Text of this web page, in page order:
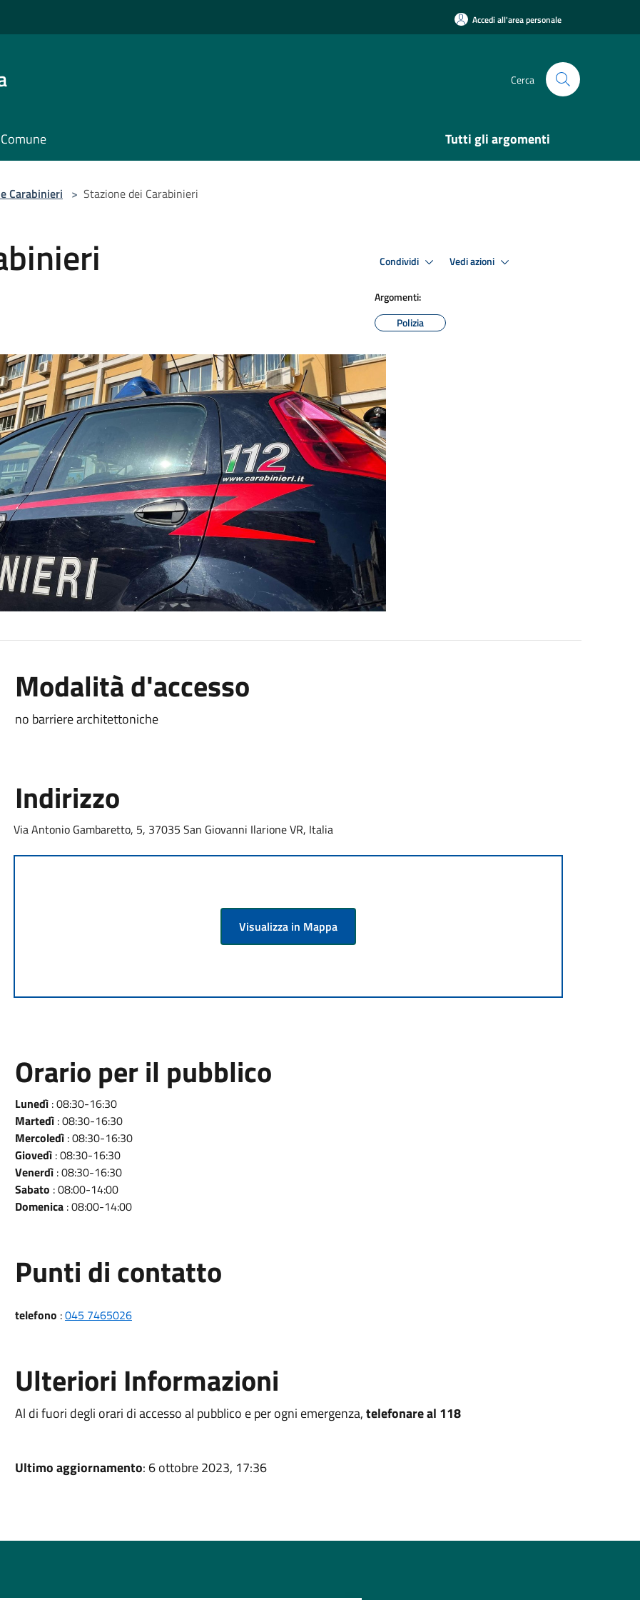
Accedi all'area personale
Cerca
Tutti gli argomenti
Carabinieri > Stazione dei Carabinieri
Condividi Vedi azioni
Argomenti:
Polizia
Modalità d'accesso
no barriere architettoniche
Indirizzo
Via Antonio Gambaretto, 5, 37035 San Giovanni Ilarione VR, Italia
Visualizza in Mappa
Orario per il pubblico
Lunedì: 08:30-16:30
Martedì: 08:30-16:30
Mercoledì: 08:30-16:30
Giovedì: 08:30-16:30
Venerdì: 08:30-16:30
Sabato : 08:00-14:00
Domenica: 08:00-14:00
Punti di contatto
telefono :045 7465026
Ulteriori Informazioni
Al di fuori degli orari di accesso al pubblico e per ogni emergenza,telefonare al 118
Ultimo aggiornamento: 6 ottobre 2023, 17:36